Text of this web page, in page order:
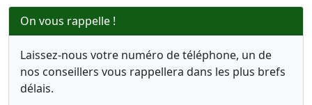
On vous rappelle !
Laissez-nous votre numéro de téléphone, un de
nos conseillers vous rappellera dans les plus brefs
délais.